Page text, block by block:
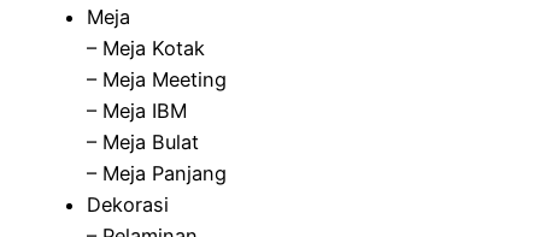
Meja
– Meja Kotak
– Meja Meeting
– Meja IBM
– Meja Bulat
– Meja Panjang
Dekorasi